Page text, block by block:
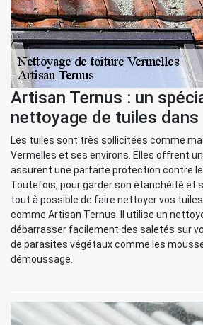
Artisan Ternus : un
nettoyage de tuiles dans
Les tuiles sont très sollicitées comme
Vermelles et ses environs. Elles offrent
assurent une parfaite protection contre
Toutefois, pour garder son étanchéité et
tout à possible de faire nettoyer vos
comme Artisan Ternus. Il utilise un
débarrasser facilement des saletés sur
de parasites végétaux comme les
démoussage.